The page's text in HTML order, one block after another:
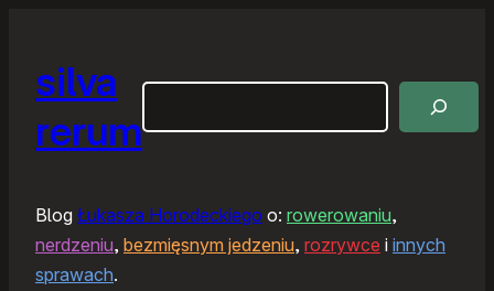
silva
rerum
Blog Łukasza Horodeckiego o: rowerowaniu,
nerdzeniu, bezmięsnym jedzeniu, rozrywce i innych
sprawach.